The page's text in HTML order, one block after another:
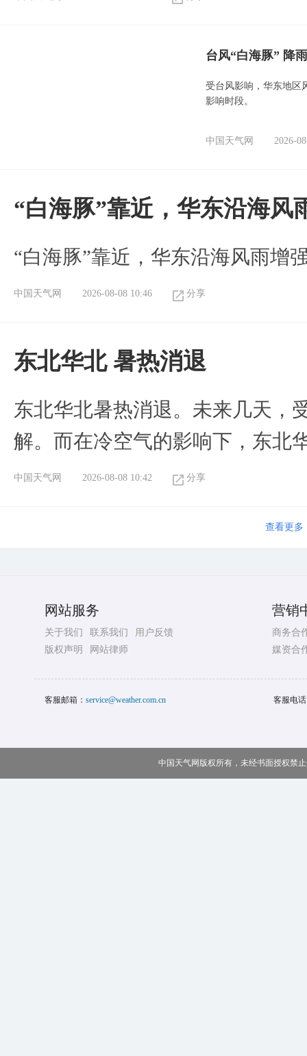
台风“白海豚” 降
受台风影响，华东地区
影响时段。
中国天气网 2026-
“白海豚”靠近，华东沿海风
“白海豚”靠近，华东沿海风雨增
中国天气网 2026-08-08 10:46 分享
​东北华北 暑热消退
东北华北暑热消退。未来几天，
解。而在冷空气的影响下，东北
中国天气网 2026-08-08 10:42 分享
查看更多
网站服务
关于我们 联系我们
用户反馈
版权声明
网站律师
营销
商务合
媒资合
客服邮箱： service@weather.com.cn 客服电
中国天气网版权所有，未经书面授权